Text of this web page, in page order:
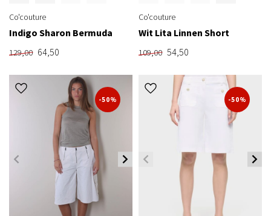
Co'couture
Indigo Sharon Bermuda
129,00 64,50
Co'couture
Wit Lita Linnen Short
109,00 54,50
-50% -50%